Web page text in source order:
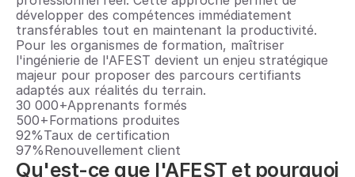
développer des compétences immédiatement
transférables tout en maintenant la productivité.
Pour les organismes de formation, maîtriser
l'ingénierie de l'AFEST devient un enjeu stratégique
majeur pour proposer des parcours certifiants
adaptés aux réalités du terrain.
30 000+Apprenants formés
500+Formations produites
92%Taux de certification
97%Renouvellement client
Qu'est-ce que l'AFEST et pourquoi